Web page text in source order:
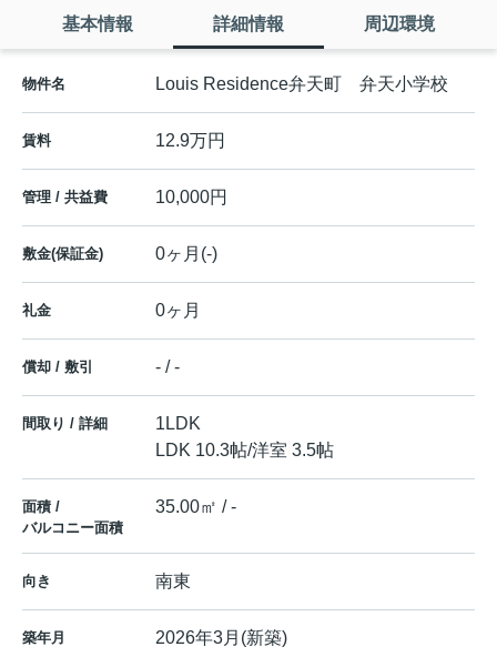
基本情報 詳細情報 周辺環境
物件名 Louis Residence弁天町 弁天小学校
賃料 12.9万円
管理 / 共益費 10,000円
敷金(保証金) 0ヶ月(-)
礼金 0ヶ月
償却 / 敷引 - / -
間取り / 詳細
1LDK
LDK 10.3帖/洋室 3.5帖
面積 /
バルコニー面積
35.00㎡ / -
向き 南東
築年月 2026年3月(新築)